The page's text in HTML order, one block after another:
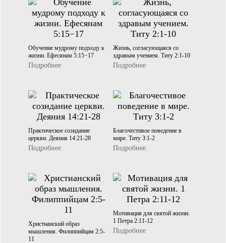
Обучение мудрому подходу к
жизни. Ефесянам 5:15−17
Подробнее
Жизнь, согласующаяся со
здравым учением. Титу 2:1-10
Подробнее
Практическое созидание
церкви. Деяния 14:21-28
Подробнее
Благочестивое поведение в
мире. Титу 3:1-2
Подробнее
Христианский образ
мышления. Филиппийцам 2:5-
11
Мотивация для святой жизни.
1 Петра 2:11-12
Подробнее